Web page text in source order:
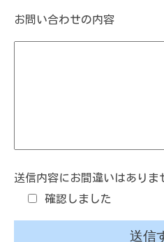
お問い合わせの内容
送信内容にお間違いはありま
確認しました